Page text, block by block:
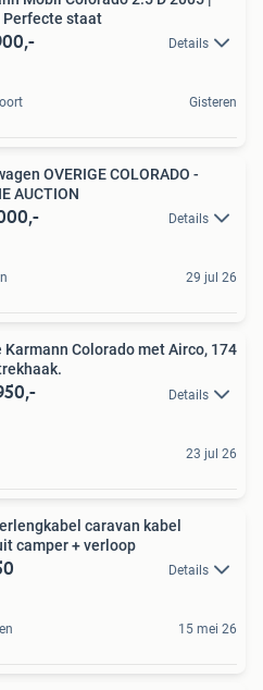
Perfecte staat
Details
Gisteren
OVERIGE COLORADO -
AUCTION
Details
29 jul 26
Karmann Colorado met Airco, 174
Details
23 jul 26
caravan kabel
camper + verloop
Details
15 mei 26